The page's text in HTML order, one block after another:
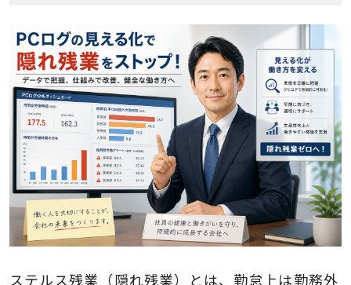
ステルス残業（隠れ残業）とは、勤怠上は勤務外